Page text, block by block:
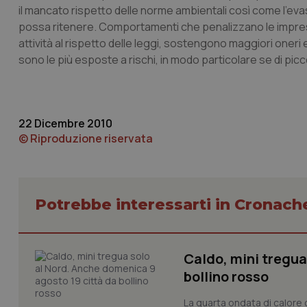
il mancato rispetto delle norme ambientali così come
possa ritenere. Comportamenti che penalizzano le
attività al rispetto delle leggi, sostengono maggiori
sono le più esposte a rischi, in modo particolare se di
22 Dicembre 2010
© Riproduzione riservata
Potrebbe interessarti in
Caldo, mini
bollino rosso
La quarta ondata di
_ga_KM60CM4NPH
__Secure-
ROLLOUT_TOKEN
tracking-sites-